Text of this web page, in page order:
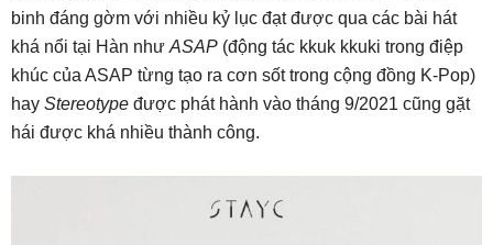
binh đáng gờm với nhiều kỷ lục đạt được qua các bài hát
khá nổi tại Hàn như ASAP (động tác kkuk kkuki trong điệp
khúc của ASAP từng tạo ra cơn sốt trong cộng đồng K-Pop)
hay Stereotype được phát hành vào tháng 9/2021 cũng gặt
hái được khá nhiều thành công.